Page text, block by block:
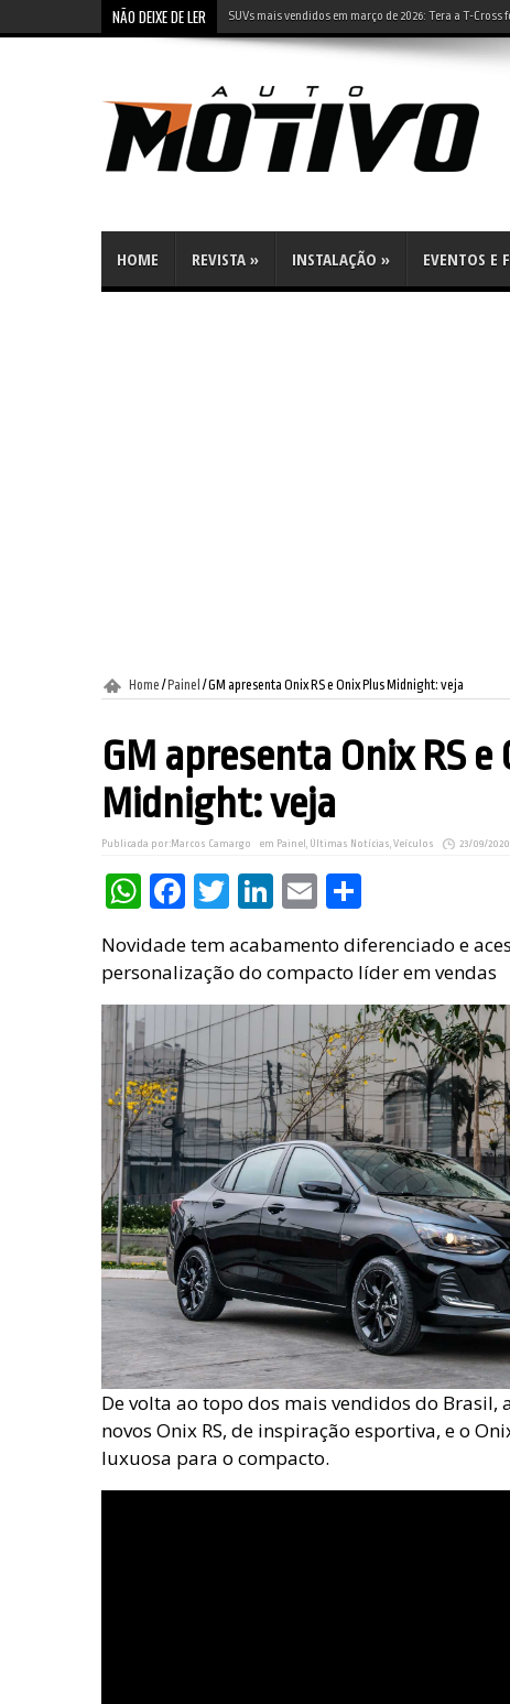
NÃO DEIXE DE LER Carro da Leapmotor tem super tela de 60” no pára-
HOME REVISTA » INSTALAÇÃO » EVENTOS E
Home / Painel /GM apresenta Onix RS e Onix Plus Midnight: veja
GM apresenta Onix RS e
Midnight: veja
Publicada por: Marcos Camargo em Painel , Últimas Notícias, Veículos 23/09/2020
WhatsApp
Facebook
Twitter
LinkedIn
Email
Novidade tem acabamento diferenciado e
personalização do compacto líder em vendas
De volta ao topo dos mais vendidos do Brasil,
novos Onix RS, de inspiração esportiva, e o
luxuosa para o compacto.